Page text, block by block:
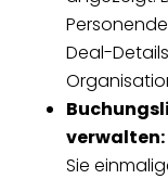
Deal-
verwalten:
Sie